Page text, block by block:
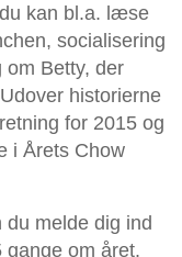
kan bl.a. læse
socialisering
om Betty, der
historierne
for 2015 og
i Årets Chow
du melde dig ind
gange om året.